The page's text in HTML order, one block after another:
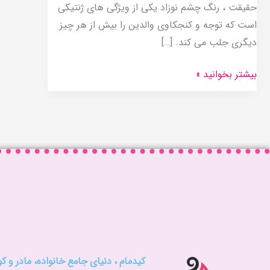
حقیقت ، رنگ چشم نوزاد یکی از ویژگی های ژنتیکی
است که توجه و کنجکاوی والدین را بیش از هر چیز
دیگری جلب می کند. […]
بیشتر بخوانید »
کیدمام ، دنیای جامع خانواده، مادر و